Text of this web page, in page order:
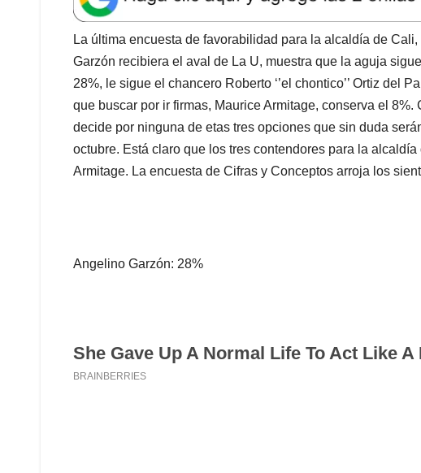
s
A
p
p
b
o
o
k
e
d
I
n
l
a
d
s
La última encuesta de favorabilidad para la alcaldía de
Garzón recibiera el aval de La U, muestra que la aguja
28%, le sigue el chancero Roberto ‘’el chontico’’ Ortiz del
que buscar por ir firmas, Maurice Armitage, conserva el
decide por ninguna de etas tres opciones que sin duda
octubre. Está claro que los tres contendores para la
Armitage. La encuesta de Cifras y Conceptos arroja los
Angelino Garzón: 28%